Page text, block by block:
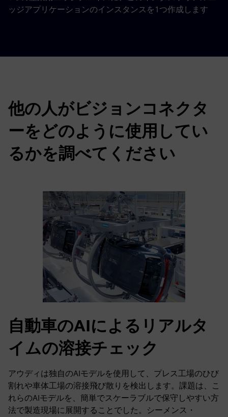
ッジアプリケーションのインスタンスを1つ作成します
他の人がビジョンコネクタ
ーをどのように使用してい
るかを調べてください
自動車のAIによるリアルタ
イムの溶接チェック
アウディは独自のAIモデルを使用して、プレス工場のひび
割れや車体工場の溶接飛び散りを検出します。課題は、こ
れらのAIモデルを、簡単でスケーラブルで保守しやすい方
法で製造現場に展開することでした。シーメンス・